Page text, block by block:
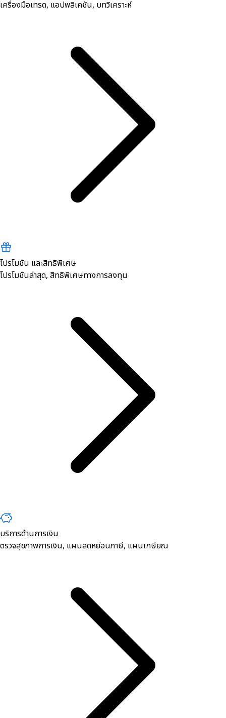
เครื่องมือเทรด, ​แอปพลิเคชัน, บทวิเคราะห์
โปรโมชัน และสิทธิพิเศษ
โปรโมชันล่าสุด, สิทธิพิเศษทางการลงทุน
บริการด้านการเงิน
ตรวจสุขภาพการเงิน, ​แผนลดหย่อนภาษี, แผนเกษียณ